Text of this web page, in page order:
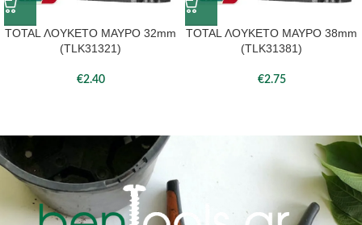
TOTAL ΛΟΥΚΕΤΟ ΜΑΥΡΟ 32mm
(TLK31321)
€2.40
TOTAL ΛΟΥΚΕΤΟ ΜΑΥΡΟ 38mm
(TLK31381)
€2.75